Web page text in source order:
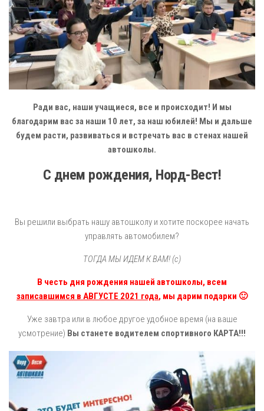
Ради вас, наши учащиеся, все и происходит! И мы
благодарим вас за наши 10 лет, за наш юбилей! Мы и дальше
будем расти, развиваться и встречать вас в стенах нашей
автошколы.
С днем рождения, Норд-Вест!
Вы решили выбрать нашу автошколу и хотите поскорее начать
управлять автомобилем?
ТОГДА МЫ ИДЕМ К ВАМ! (с)
В честь дня рождения нашей автошколы, всем
записавшимся в АВГУСТЕ 2021 года, мы дарим подарки 🙂
Уже завтра или в любое другое удобное время (на ваше
усмотрение) Вы станете водителем спортивного КАРТА!!!